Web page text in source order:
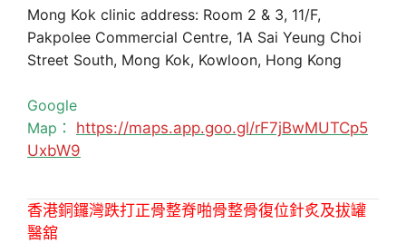
Mong Kok clinic address: Room 2 & 3, 11/F,
Pakpolee Commercial Centre, 1A Sai Yeung Choi
Street South, Mong Kok, Kowloon, Hong Kong
Google
Map： https://maps.app.goo.gl/rF7jBwMUTCp5
UxbW9
香港銅鑼灣跌打正骨整脊啪骨整骨復位針炙及拔罐
醫舘